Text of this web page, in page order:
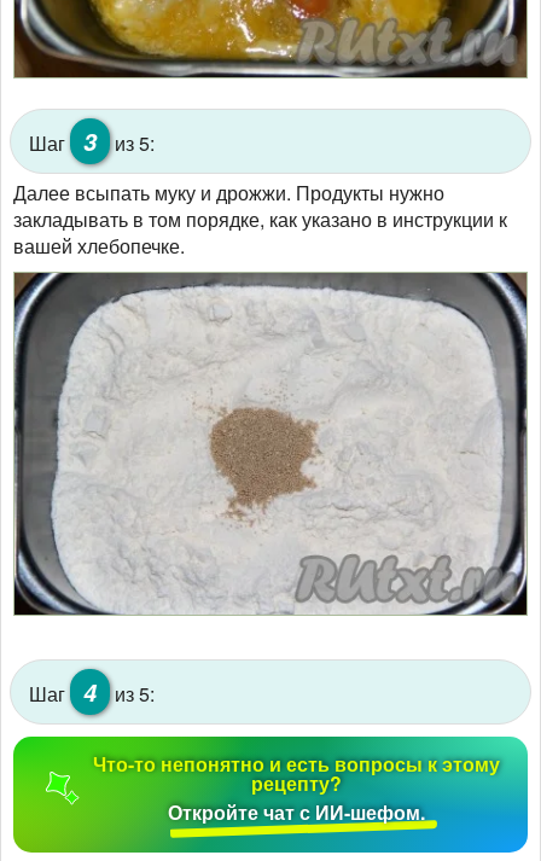
Шаг 3
из 5:
Далее всыпать муку и дрожжи. Продукты нужно
закладывать в том порядке, как указано в инструкции к
вашей хлебопечке.
Шаг 4 из 5:
Что-то непонятно и есть вопросы к этому
рецепту?
Откройте чат с ИИ-шефом.